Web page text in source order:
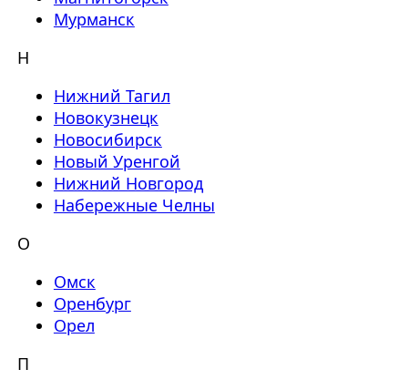
Мурманск
Н
Нижний Тагил
Новокузнецк
Новосибирск
Новый Уренгой
Нижний Новгород
Набережные Челны
О
Омск
Оренбург
Орел
П